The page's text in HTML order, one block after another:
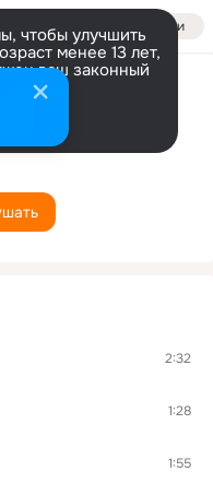
Войти
чтобы улучшить
менее 13 лет,
ваш законный
2:32
1:28
1:55